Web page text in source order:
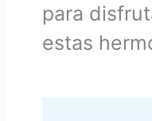
para
estas